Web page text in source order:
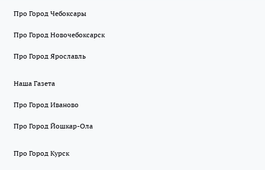
Про Город Чебоксары
Про Город Новочебоксарск
Про Город Ярославль
Наша Газета
Про Город Иваново
Про Город Йошкар-Ола
Про Город Курск